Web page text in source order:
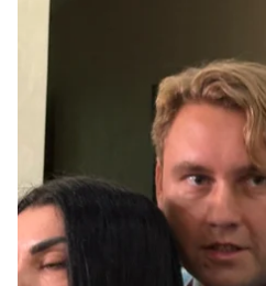
збив жінку, унаслідок
Про це повідомив
Нагадаємо, генпрокурор
як старший групи
обвинувачення в суді.
Після оголошення
Молочному призначили